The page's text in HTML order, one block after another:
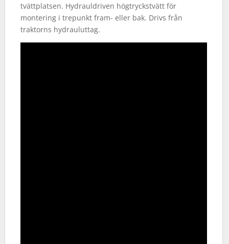
tvättplatsen. Hydrauldriven högtryckstvätt för
montering i trepunkt fram- eller bak. Drivs från
traktorns hydrauluttag.